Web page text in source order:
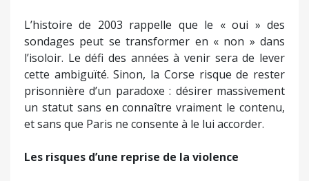
L’histoire de 2003 rappelle que le « oui » des
sondages peut se transformer en « non » dans
l’isoloir. Le défi des années à venir sera de lever
cette ambiguïté. Sinon, la Corse risque de rester
prisonnière d’un paradoxe : désirer massivement
un statut sans en connaître vraiment le contenu,
et sans que Paris ne consente à le lui accorder.
Les risques d’une reprise de la violence